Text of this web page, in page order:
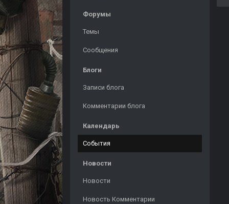
Форумы
Темы
Сообщения
Блоги
Записи блога
Комментарии блога
Календарь
События
Новости
Новости
Новость Комментарии